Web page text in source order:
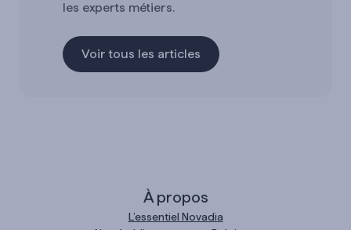
les experts métiers.
Voir tous les articles
À propos
L’essentiel Novadia